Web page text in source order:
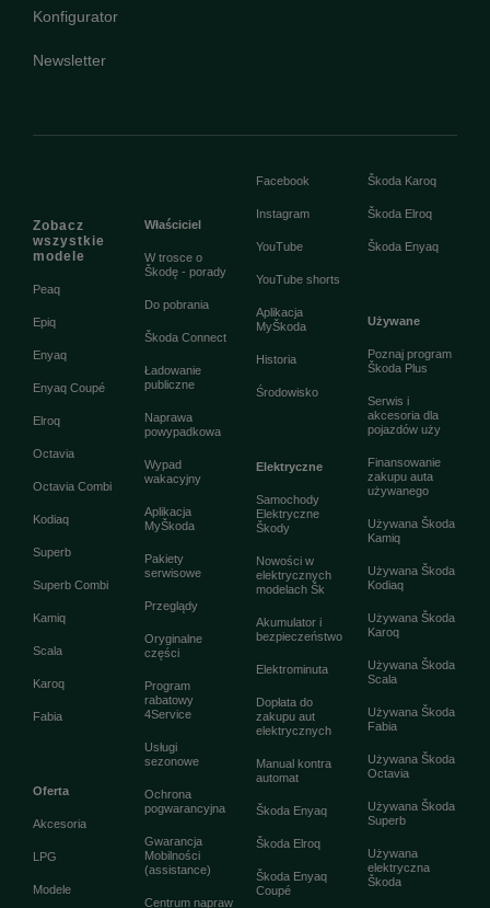
Konfigurator
Newsletter
Zobacz
wszystkie
modele
Peaq
Epiq
Enyaq
Enyaq Coupé
Elroq
Octavia
Octavia Combi
Kodiaq
Superb
Superb Combi
Kamiq
Scala
Karoq
Fabia
Oferta
Akcesoria
LPG
Modele
Właściciel
W trosce o
Škodę - porady
Do pobrania
Škoda Connect
Ładowanie
publiczne
Naprawa
powypadkowa
Wypad
wakacyjny
Aplikacja
MyŠkoda
Pakiety
serwisowe
Przeglądy
Oryginalne
części
Program
rabatowy
4Service
Usługi
sezonowe
Ochrona
pogwarancyjna
Gwarancja
Mobilności
(assistance)
Centrum napraw
Facebook
Instagram
YouTube
YouTube shorts
Aplikacja
MyŠkoda
Historia
Środowisko
Elektryczne
Samochody
Elektryczne
Škody
Nowości w
elektrycznych
modelach Šk
Akumulator i
bezpieczeństwo
Elektrominuta
Dopłata do
zakupu aut
elektrycznych
Manual kontra
automat
Škoda Enyaq
Škoda Elroq
Škoda Enyaq
Coupé
Škoda Karoq
Škoda Elroq
Škoda Enyaq
Używane
Poznaj program
Škoda Plus
Serwis i
akcesoria dla
pojazdów uży
Finansowanie
zakupu auta
używanego
Używana Škoda
Kamiq
Używana Škoda
Kodiaq
Używana Škoda
Karoq
Używana Škoda
Scala
Używana Škoda
Fabia
Używana Škoda
Octavia
Używana Škoda
Superb
Używana
elektryczna
Škoda